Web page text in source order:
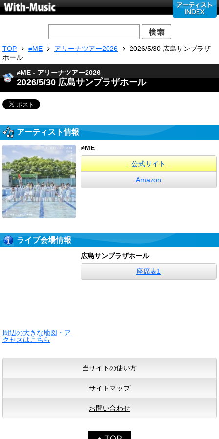
TOP ≠ME アリーナツアー2026
2026/5/30 広島サンプラザ
ホール
≠ME - アリーナツアー2026
2026/5/30 広島サンプラザホール
アーティスト情報
≠ME
公式サイト
Amazon
ライブ会場情報
周辺の大きな地図・ア
クセスはこちら
広島サンプラザホール
座席表1
当サイトの使い方
サイトマップ
お問い合わせ